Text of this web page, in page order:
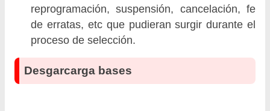
reprogramación, suspensión, cancelación, fe
de erratas, etc que pudieran surgir durante el
proceso de selección.
Desgarcarga bases